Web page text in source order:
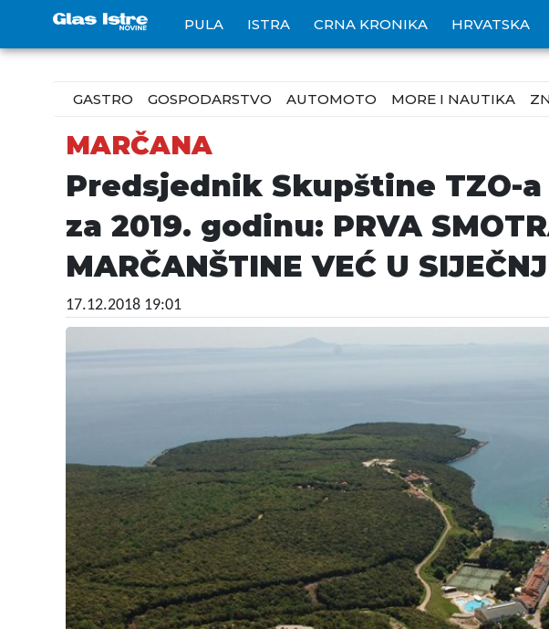
PULA ISTRA CRNA KRONIKA HRVATSKA
GASTRO GOSPODARSTVO AUTOMOTO MORE I NAUTIKA
MARČANA
Predsjednik Skupštine TZO-
za 2019. godinu: PRVA
MARČANŠTINE VEĆ U
17.12.2018 19:01